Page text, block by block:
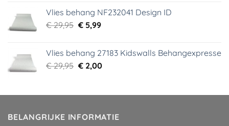
€ 29,95.€ 3,99.
Vlies behang NF232041 Design ID
€29,95 Oorspronkelijke
€ 29,95.
€5,99Huidige
€ 5,99.
Vlies behang 27183 Kidswalls Behangexpresse
€29,95 Oorspronkelijke
€ 29,95.
€2,00Huidige
€ 2,00.
BELANGRIJKE INFORMATIE